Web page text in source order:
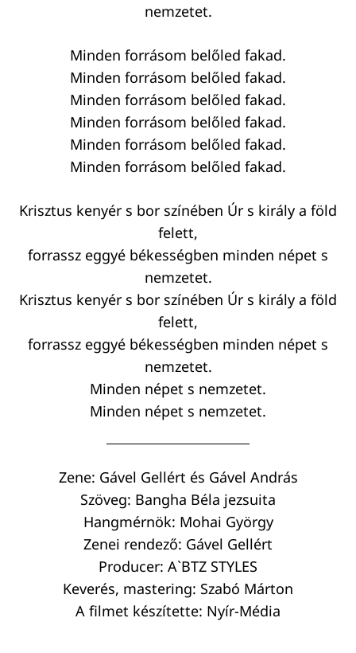
nemzetet.
Minden forrásom belőled fakad.
Minden forrásom belőled fakad.
Minden forrásom belőled fakad.
Minden forrásom belőled fakad.
Minden forrásom belőled fakad.
Minden forrásom belőled fakad.
Krisztus kenyér s bor színében Úr s király a föld
felett,
forrassz eggyé békességben minden népet s
nemzetet.
Krisztus kenyér s bor színében Úr s király a föld
felett,
forrassz eggyé békességben minden népet s
nemzetet.
Minden népet s nemzetet.
Minden népet s nemzetet.
Zene: Gável Gellért és Gável András
Szöveg: Bangha Béla jezsuita
Hangmérnök: Mohai György
Zenei rendező: Gável Gellért
Producer: A`BTZ STYLES
Keverés, mastering: Szabó Márton
A filmet készítette: Nyír-Média